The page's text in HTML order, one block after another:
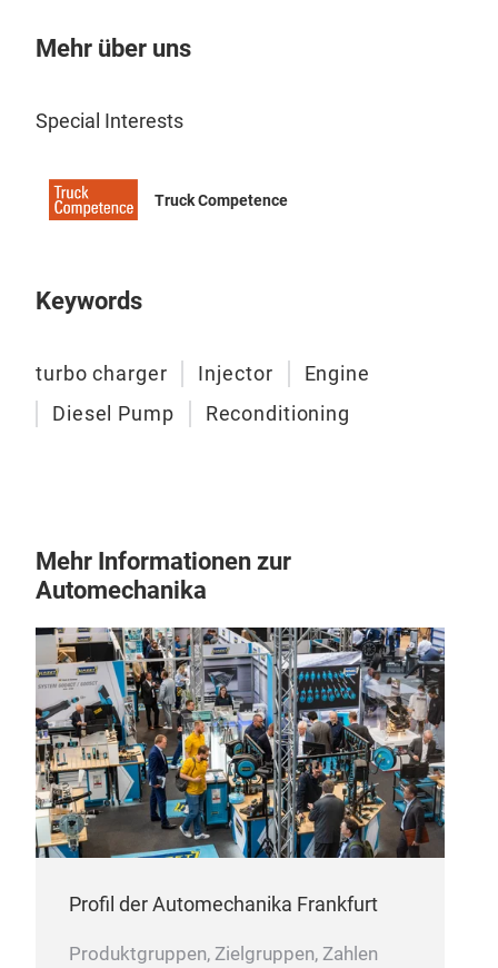
Mehr über uns
Special Interests
Truck Competence
Keywords
turbo charger Injector
Engine
Diesel Pump
Reconditioning
Mehr Informationen zur
Automechanika
Profil der Automechanika Frankfurt
Produktgruppen, Zielgruppen, Zahlen